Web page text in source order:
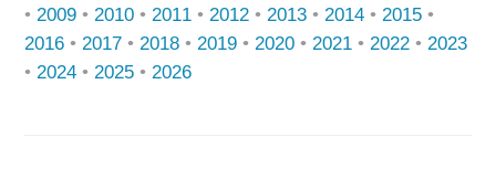
• 2009 • 2010 • 2011 • 2012 • 2013 • 2014 • 2015 •
2016 • 2017 • 2018 • 2019 • 2020 • 2021 • 2022 • 2023
• 2024 • 2025 • 2026